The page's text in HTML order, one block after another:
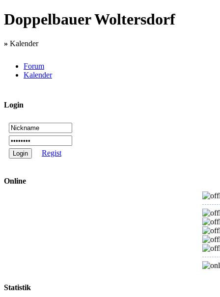
Doppelbauer Woltersdorf
» Kalender
Forum
Kalender
Login
Regist
Online
Statistik